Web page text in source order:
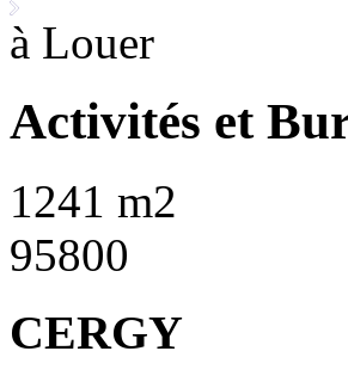
à Louer
Activités et
1241 m2
95800
CERGY